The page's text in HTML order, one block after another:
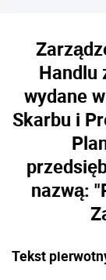
Handlu
wydane
Skarbu i
nazwą:
Tekst